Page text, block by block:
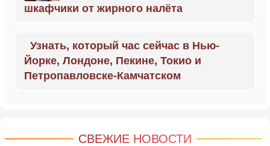
шкафчики от жирного налёта
Узнать, который час сейчас в Нью-
Йорке, Лондоне, Пекине, Токио и
Петропавловске-Камчатском
СВЕЖИЕ НОВОСТИ